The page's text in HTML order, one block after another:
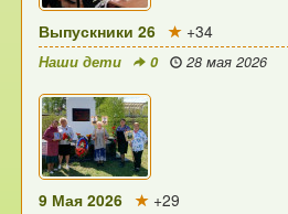
Выпускники 26 +34
Наши дети 0 28 мая 2026
9 Мая 2026 +29